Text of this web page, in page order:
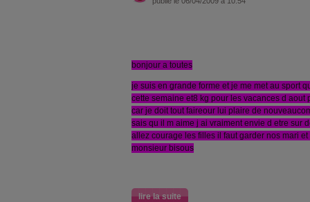
bonjour a toutes
je suis en grande forme et je me met au sport
cette semaine et8 kg pour les vacances d
car je doit tout faireour lui plaire de
sais qu il m aime j ai vraiment envie d etre sur
allez courage les filles il faut garder nos mari
monsieur bisous
lire la suite